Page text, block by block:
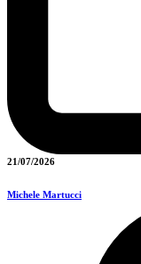
21/07/2026
Michele Martucci